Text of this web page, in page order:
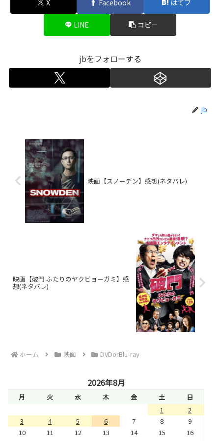
X Facebook はてブ
LINE コピー
jbをフォローする
jb
映画【スノーデン】感想(ネタバレ)
映画【破門 ふたりのヤクビョーガミ】感
想(ネタバレ)
ホーム 映画 DVDorBlu-ray
2026年8月
月 火 水 木 金 土
日
1
2
3
4 5 6 7 8
9
10
11 12 13 14 15
16